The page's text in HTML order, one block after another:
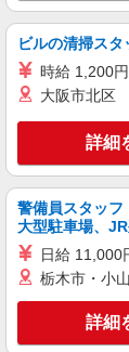
キ
ミモザ湯河原温
ビルの清掃スタ
時給 1,200
大阪市北区
詳細
警備員スタッフ
大型駐車場、JR
日給 11,000
栃木市・小
詳細